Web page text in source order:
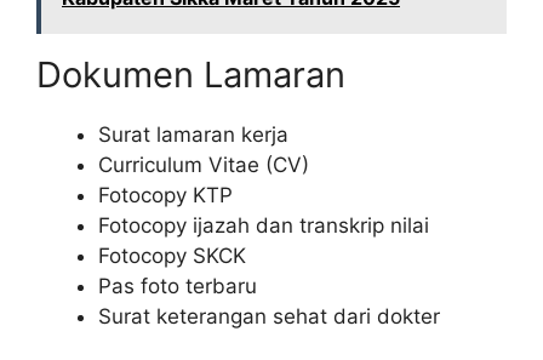
Dokumen Lamaran
Surat lamaran kerja
Curriculum Vitae (CV)
Fotocopy KTP
Fotocopy ijazah dan transkrip nilai
Fotocopy SKCK
Pas foto terbaru
Surat keterangan sehat dari dokter